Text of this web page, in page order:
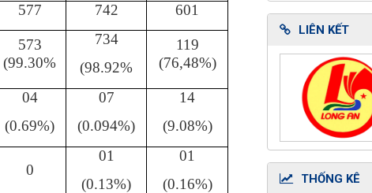
577 742 601
573
(99.30%
734
(98.92%
119
(76,48%)
04
(0.69%)
07
(0.094%)
14
(9.08%)
0
01
(0.13%)
01
(0.16%)
LIÊN KẾT
THỐNG KÊ